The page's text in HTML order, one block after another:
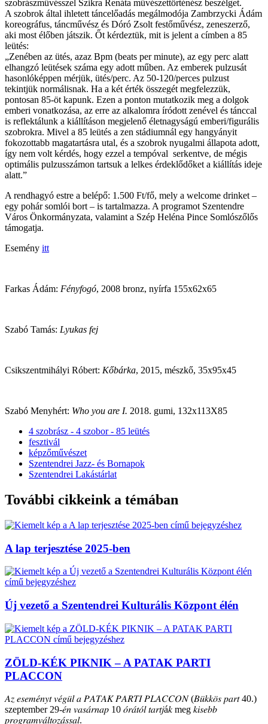
szobrászművésszel Szikra Renáta művészettörténész beszélget.
A szobrok által ihletett táncelőadás megálmodója Zambrzycki Ádám
koreográfus, táncművész és Dóró Zsolt festőművész, zeneszerző,
aki most élőben játszik. Őt kérdeztük, mit is jelent a címben a 85
leütés:
„Zenében az ütés, azaz Bpm (beats per minute), az egy perc alatt
elhangzó leütések száma egy adott műben. Az emberek pulzusát
hasonlóképpen mérjük, ütés/perc. Az 50-120/perces pulzust
tekintjük normálisnak. Ha a két érték összegét megfelezzük,
pontosan 85-öt kapunk. Ezen a ponton mutatkozik meg a dolgok
emberi vonatkozása, az erre az alkalomra íródott zenével és tánccal
is reflektálunk a kiállításon megjelenő életnagyságú emberi/figurális
szobrokra. Mivel a 85 leütés a zen stádiumnál egy hangyányit
fokozottabb magatartásra utal, és a szobrok nyugalmi állapota adott,
így nem volt kérdés, hogy ezzel a tempóval serkentve, de mégis
optimális pulzusszámon tartsuk a lelkes érdeklődőket a kiállítás ideje
alatt.”
A rendhagyó estre a belépő: 1.500 Ft/fő, mely a welcome drinket –
egy pohár somlói bort – is tartalmazza. A programot Szentendre
Város Önkormányzata, valamint a Szép Heléna Pince Somlószőlős
támogatja.
Esemény itt
Farkas Ádám: Fényfogó, 2008 bronz, nyírfa 155x62x65
Szabó Tamás: Lyukas fej
Csikszentmihályi Róbert: Kőbárka, 2015, mészkő, 35x95x45
Szabó Menyhért: Who you are I. 2018. gumi, 132x113X85
4 szobrász - 4 szobor - 85 leütés
fesztivál
képzőművészet
Szentendrei Jazz- és Bornapok
Szentendrei Lakástárlat
További cikkeink a témában
A lap terjesztése 2025-ben
Új vezető a Szentendrei Kulturális Központ élén
ZÖLD-KÉK PIKNIK – A PATAK PARTI
PLACCON
𝐴𝑧 𝑒𝑠𝑒𝑚𝑒́𝑛𝑦𝑡 𝑣𝑒́𝑔𝑢̈𝑙 𝑎 𝑃𝐴𝑇𝐴𝐾 𝑃𝐴𝑅𝑇𝐼 𝑃𝐿𝐴𝐶𝐶𝑂𝑁 (𝐵𝑢̈𝑘𝑘𝑜̈𝑠 𝑝𝑎𝑟𝑡 40.)
szeptember 29-𝑒́𝑛 𝑣𝑎𝑠𝑎́𝑟𝑛𝑎𝑝 10 𝑜́𝑟𝑎́𝑡𝑜́𝑙 𝑡𝑎𝑟𝑡𝑗á𝑘 meg 𝑘𝑖𝑠𝑒𝑏𝑏
𝑝𝑟𝑜𝑔𝑟𝑎𝑚𝑣𝑎́𝑙𝑡𝑜𝑧𝑎́𝑠𝑠𝑎𝑙.